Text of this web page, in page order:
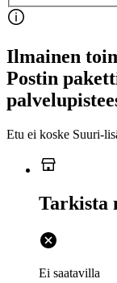
Ilmainen
Postin
Etu ei koske
Tarkista
Ei saatavilla